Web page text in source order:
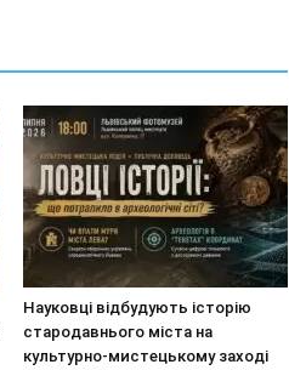
Науковці відбудують історію
стародавнього міста на
культурно-мистецькому заході